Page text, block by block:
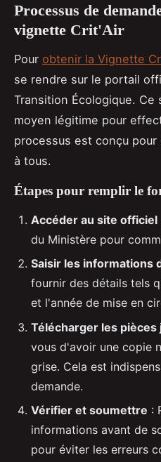
Processus de
vignette Crit'Air
Pour obtenir la Vignette
se rendre sur le portail
Transition Écologique.
moyen légitime pour
processus est conçu
à tous.
Étapes pour remplir le
Accéder au site officiel
du Ministère pour
Saisir les informations
fournir des détails tels
et l'année de mise en
Télécharger les
vous d'avoir une copie
grise. Cela est
demande.
Vérifier et soumettre :
informations avant de
pour éviter les erreurs